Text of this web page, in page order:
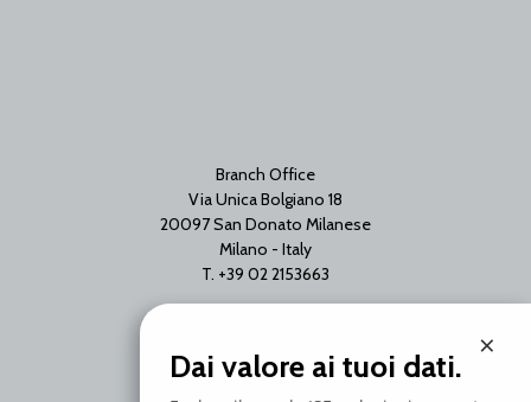
Branch Office
Via Unica Bolgiano 18
20097 San Donato Milanese
Milano - Italy
T. +39 02 2153663
×
Dai valore ai tuoi dati.